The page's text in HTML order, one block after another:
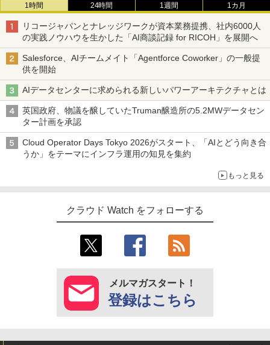
1時間 24時間 1週間 1カ月
リコージャパンとナレッジワークが資本業務提携、社内6000人
の実践ノウハウを生かした「AI商談記録 for RICOH」を展開へ
Salesforce、AIチームメイト「Agentforce Coworker」の一般提
供を開始
AIデータセンターに求められる新しいパワーアーキテクチャとは
英国政府、物議を醸していたTruman醸造所の5.2MWデータセン
ター計画を承認
Cloud Operator Days Tokyo 2026がスタート、「AIとどう向き合
うか」をテーマにインフラ運用の知見を集約
もっと見る
クラウド Watch をフォローする
メルマガスタート！
登録はこちら